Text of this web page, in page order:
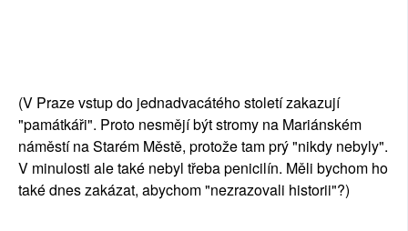
(V Praze vstup do jednadvacátého století zakazují
"památkáři". Proto nesmějí být stromy na Mariánském
náměstí na Starém Městě, protože tam prý "nikdy nebyly".
V minulosti ale také nebyl třeba penicilín. Měli bychom ho
také dnes zakázat, abychom "nezrazovali historii"?)